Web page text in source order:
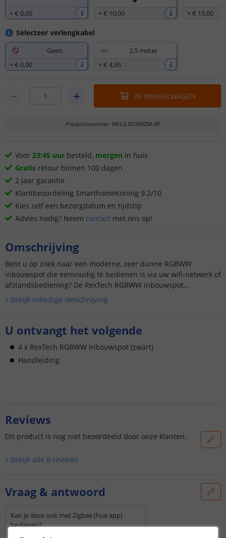
+€ 0,00 +€ 10,00 +€ 15,00
Selecteer verlengkabel
Geen
+€ 0,00
2,5 meter
+€ 4,95
IN WINKELWAGEN
Productnummer: WFLS-RD5WZW-4P
Voor 23:45 uur besteld, morgen in huis
Gratis retour binnen 100 dagen
2 jaar garantie
Klantbeoordeling SmarthomeKoning 9.2/10
Kies zelf een bezorgdatum en tijdstip
Advies nodig? Neem contact met ons op!
Omschrijving
Bent u op zoek naar een moderne, zeer dunne RGBWW
inbouwspot die eenvoudig te bedienen is via uw wifi-netwerk of
afstandsbediening? De RexTech RGBWW inbouwspot
combineert een strak design met veelzijdige functies en biedt u
de ultieme co...
Bekijk volledige omschrijving
U ontvangt het volgende
4 x RexTech RGBWW inbouwspot (zwart)
Handleiding
Reviews
Dit product is nog niet beoordeeld door onze klanten.
Bekijk alle 0 reviews
Vraag & antwoord
Kan je deze ook met Zigbee (hue app)
bedienen?